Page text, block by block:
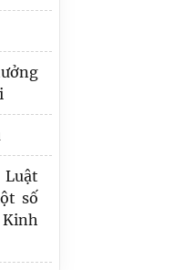
số
tính
tiễn